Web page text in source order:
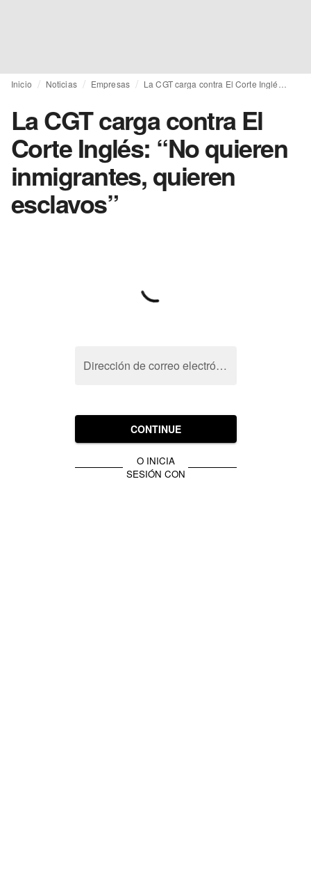
Inicio Noticias Empresas
La CGT carga contra El
Corte Inglés: “No quieren
inmigrantes, quieren
esclavos”
Dirección de correo electrónico
CONTINUE
O INICIA
SESIÓN CON